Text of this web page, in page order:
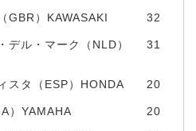
GBR）KAWASAKI 32
デル・マーク（NLD）
31
スタ（ESP）HONDA 20
）YAMAHA 20